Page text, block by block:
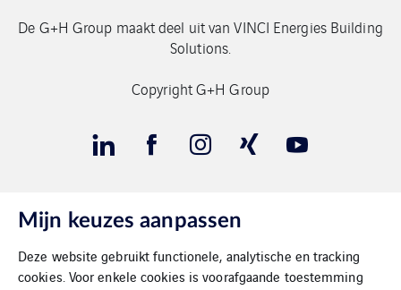
De G+H Group maakt deel uit van VINCI Energies Building
Solutions.
Copyright G+H Group
Contact
Gegevensbeschermimg
Mijn keuzes aanpassen
Deze website gebruikt functionele, analytische en tracking
cookies. Voor enkele cookies is voorafgaande toestemming